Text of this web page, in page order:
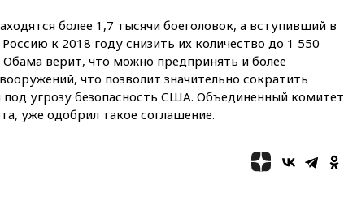
Москву
06:25 Золото подорожало до
$4350 за тройскую унцию
06:01МИД РФ: Казахстан
понимает сущность киевского
Дом детства Нила
Армстронга впервые за 38 лет
более 1,7 тысячи боеголовок, а вступивший в
к 2018 году снизить их количество до 1 550
верит, что можно предпринять и более
что позволит значительно сократить
угрозу безопасность США. Объединенный комитет
уже одобрил такое соглашение.